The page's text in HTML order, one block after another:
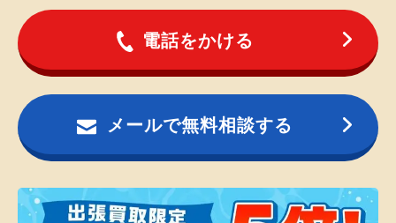
電話をかける
メールで無料相談する